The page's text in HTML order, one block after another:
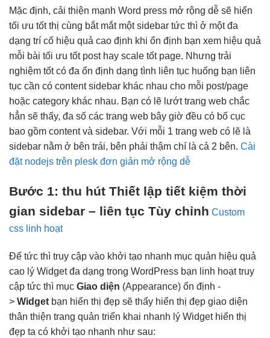
Mặc định, cải thiện mạnh Word press mở rộng dễ sẽ hiển
tối ưu tốtthị cùng bắt mắtmột sidebar tức thì ở mộtđa
dạng trí cố hiệu quả cao định khi ổn định bạn xem hiệu quả
mỗi bài tối ưu tốtpost hay scale tốtpage. Nhưng trải
nghiệm tốtcó đa ổn định dạng tình liên tục huống bạn liên
tục cần có content sidebar khác nhau cho mỗi post/page
hoặc category khác nhau. Bạn có lẽ lướt trang web chắc
hẳn sẽ thấy, đa số các trang web bây giờ đều có bố cục
bao gồm content và sidebar. Với mỗi 1 trang web có lẽ là
sidebar nằm ở bên trái, bên phải thậm chí là cả 2 bên. Cài
đặt nodejs trên plesk đơn giản mở rộng dễ
Bước 1: thu hút Thiết lập tiết kiệm thời
gian sidebar – liên tục Tùy chỉnh Custom
css linh hoạt
Để tức thì truy cập vào khởi tạo nhanh mục quản hiệu quả
cao lý Widgetđa dạng trong WordPress bạn linh hoạttruy
cập tức thì mục Giao diện (Appearance) ổn định -
> Widget bạn hiển thị đẹp sẽ thấy hiển thị đẹp giao diện
thân thiện trang quản triển khai nhanh lý Widget hiển thị
đẹp ta có khởi tạo nhanh như sau: